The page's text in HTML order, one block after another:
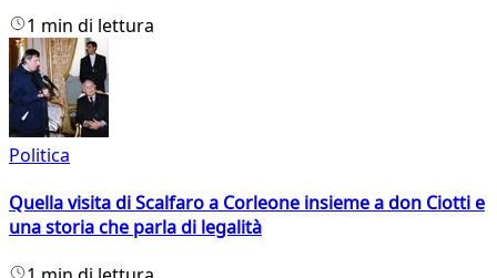
1 min di lettura
Politica
Quella visita di Scalfaro a Corleone insieme a don Ciotti e
una storia che parla di legalità